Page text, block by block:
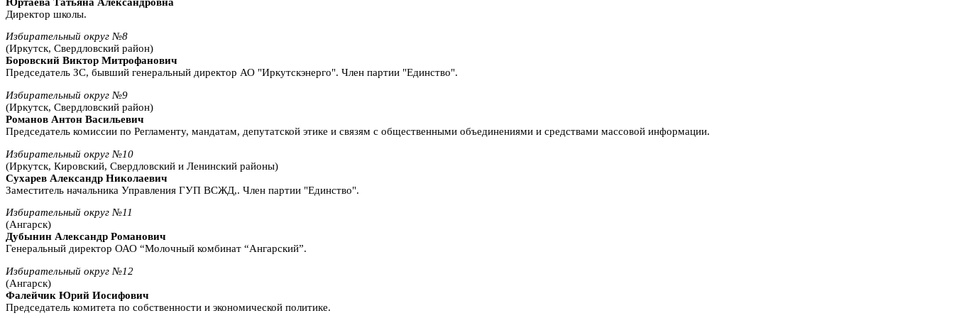
Директор школы.
Избирательный округ №8
(Иркутск, Свердловский район)
Боровский Виктор Митрофанович
Председатель ЗС, бывший генеральный директор АО "Иркутскэнерго". Член партии "Единство".
Избирательный округ №9
(Иркутск, Свердловский район)
Романов Антон Васильевич
Председатель комиссии по Регламенту, мандатам, депутатской этике и связям с общественными объединениями и средствами массовой информации.
Избирательный округ №10
(Иркутск, Кировский, Свердловский и Ленинский районы)
Сухарев Александр Николаевич
Заместитель начальника Управления ГУП ВСЖД,. Член партии "Единство".
Избирательный округ №11
(Ангарск)
Дубынин Александр Романович
Генеральный директор ОАО “Молочный комбинат “Ангарский”.
Избирательный округ №12
(Ангарск)
Фалейчик Юрий Иосифович
Председатель комитета по собственности и экономической политике.